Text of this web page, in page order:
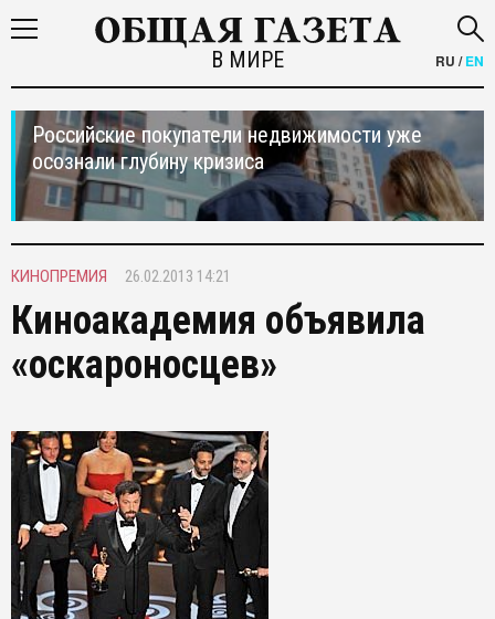
В МИРЕ RU /EN
Российские покупатели недвижимости уже
осознали глубину кризиса
КИНОПРЕМИЯ 26.02.2013 14:21
Киноакадемия объявила
«оскароносцев»